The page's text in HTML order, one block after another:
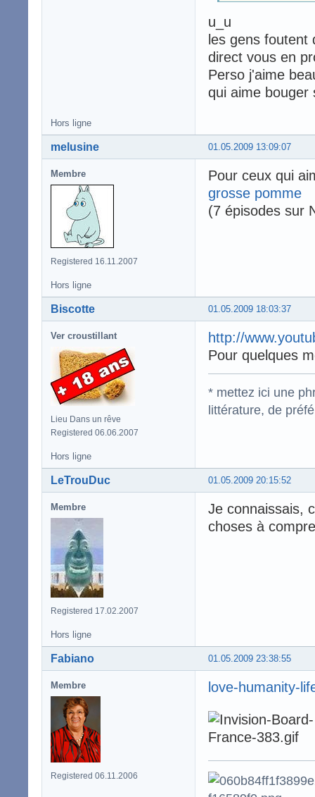
u_u
les gens
direct vous en
Perso j'aime
qui aime
Hors ligne
01.05.2009 13:09:07
melusine
Membre
Registered 16.11.2007
Pour ceux qui
grosse pomme
(7 épisodes sur
Hors ligne
01.05.2009 18:03:37
Biscotte
Ver croustillant
Lieu Dans un rêve
Registered 06.06.2007
http://
Pour quelques
* mettez ici une
littérature, de
Hors ligne
01.05.2009 20:15:52
LeTrouDuc
Membre
Registered 17.02.2007
Je connaissais,
choses à
Hors ligne
01.05.2009 23:38:55
Fabiano
Membre
Registered 06.11.2006
love-humanity-